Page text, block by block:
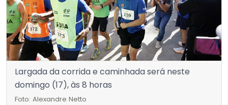
Largada da corrida e caminhada será neste
domingo (17), às 8 horas
Foto: Alexandre Netto